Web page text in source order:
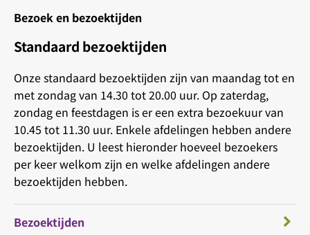
Bezoek en bezoektijden
Standaard bezoektijden
Onze standaard bezoektijden zijn van maandag tot en
met zondag van 14.30 tot 20.00 uur. Op zaterdag,
zondag en feestdagen is er een extra bezoekuur van
10.45 tot 11.30 uur. Enkele afdelingen hebben andere
bezoektijden. U leest hieronder hoeveel bezoekers
per keer welkom zijn en welke afdelingen andere
bezoektijden hebben.
Bezoektijden